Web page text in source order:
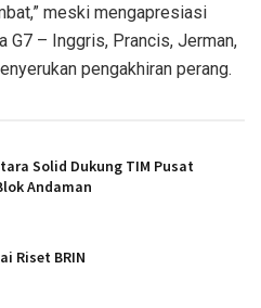
meski mengapresiasi
G7 – Inggris, Prancis, Jerman,
pengakhiran perang.
Solid Dukung TIM Pusat
Andaman
Riset BRIN